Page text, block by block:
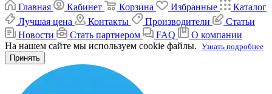
Главная
Кабинет Корзина Избранные
Каталог
Лучшая цена
Контакты Производители
Статьи
Новости
Стать партнером FAQ
О компании
На нашем сайте мы используем cookie файлы. Узнать подробнее
Принять